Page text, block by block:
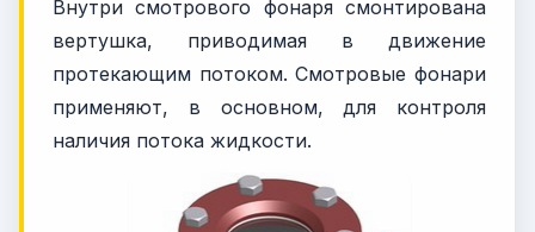
Внутри смотрового фонаря смонтирована
вертушка, приводимая в движение
протекающим потоком. Смотровые фонари
применяют, в основном, для контроля
наличия потока жидкости.